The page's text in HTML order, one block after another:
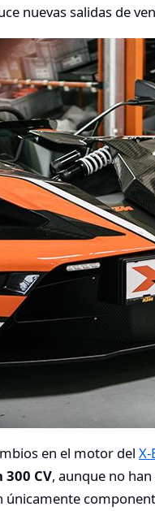
nuevas salidas de
en el motor del X-
CV, aunque no